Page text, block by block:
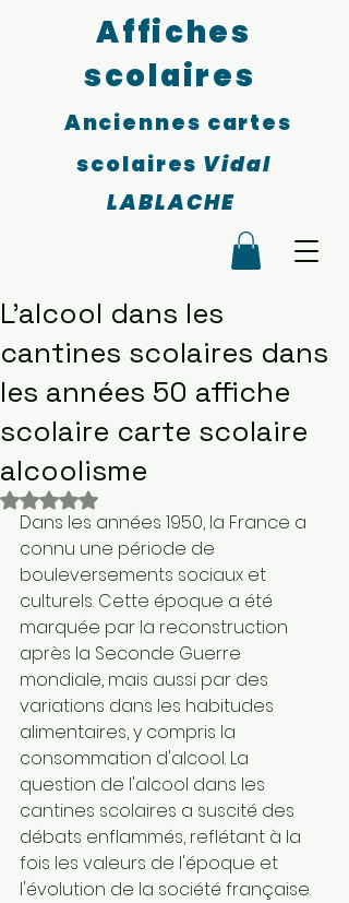
Affiches
scolaires
Anciennes cartes
scolaires Vidal
LABLACHE
L'alcool dans les
cantines scolaires dans
les années 50 affiche
scolaire carte scolaire
alcoolisme
Noté NaN étoiles sur 5.
Dans les années 1950, la France a
connu une période de
bouleversements sociaux et
culturels. Cette époque a été
marquée par la reconstruction
après la Seconde Guerre
mondiale, mais aussi par des
variations dans les habitudes
alimentaires, y compris la
consommation d'alcool. La
question de l'alcool dans les
cantines scolaires a suscité des
débats enflammés, reflétant à la
fois les valeurs de l'époque et
l'évolution de la société française.